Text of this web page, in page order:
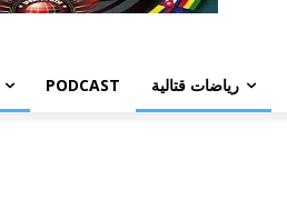
رياضات قتالية PODCAST